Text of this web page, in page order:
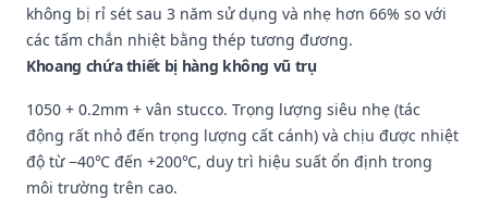
không bị rỉ sét sau 3 năm sử dụng và nhẹ hơn 66% so với
các tấm chắn nhiệt bằng thép tương đương.
Khoang chứa thiết bị hàng không vũ trụ
1050 + 0.2mm + vân stucco. Trọng lượng siêu nhẹ (tác
động rất nhỏ đến trọng lượng cất cánh) và chịu được nhiệt
độ từ −40℃ đến +200℃, duy trì hiệu suất ổn định trong
môi trường trên cao.